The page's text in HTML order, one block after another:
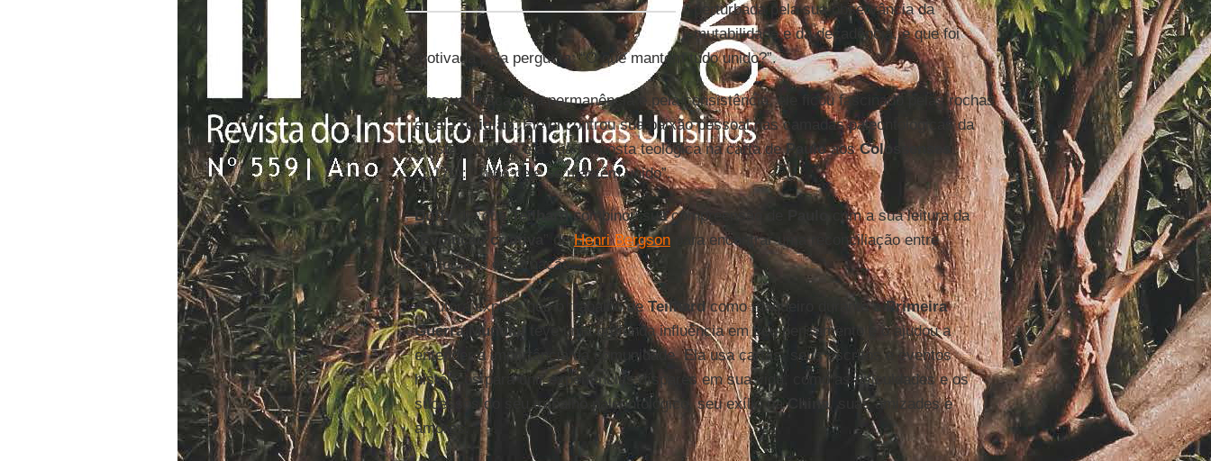
perturbada pela sua observância da
mutabilidade e da decadência, e que foi
motivada pela pergunta: “O que mantém tudo unido?”.
Em sua busca pela permanência e pela consistência, ele ficou fascinado pelas rochas
e pelareligião. Ele encontrou sua paixão pessoal nas camadas paleontológicas da
crosta terrestre e a sua resposta teológica na carta dePauloaosColossenses
(1,17b): “Tudo nele se mantêm unido”.
Duffy diz queTeilhardcombinou sua compreensão de
com a sua leitura da
“Evolução criativa ” deHenri Bergsonpara encontrar uma reconciliação entre
evolução e encarnação.
A autora explica que o trabalho deTeilhardcomo maqueiro durante aPrimeira
Guerra Mundial
teve uma profunda influência em seu pensamento e o ajudou a
entender a importância da comunidade. Ela usa cartas, seus escritos e eventos
históricos para unir experiências díspares em sua vida, como as dificuldades e os
sucessos do seu trabalho paleontológico, seu exílio naChina, suas amizades e
amores.